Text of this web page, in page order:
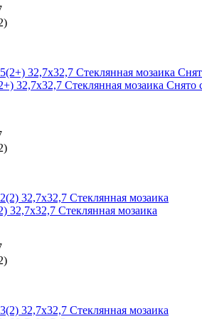
32,7x32,7 Стеклянная мозаика Снято
Стеклянная мозаика